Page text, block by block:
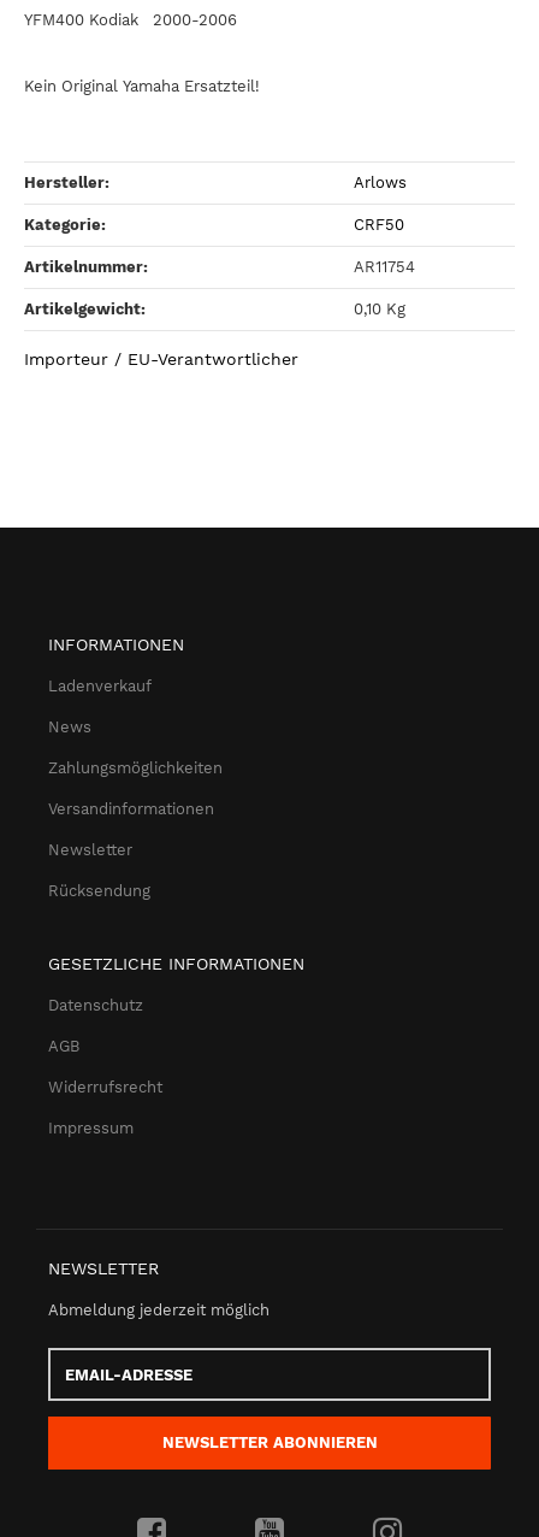
YFM400 Kodiak 2000-2006
Kein Original Yamaha Ersatzteil!
Hersteller: Arlows
Kategorie: CRF50
Artikelnummer: AR11754
Artikelgewicht‍: 0,10 Kg
Importeur / EU-Verantwortlicher
INFORMATIONEN
Ladenverkauf
News
Zahlungsmöglichkeiten
Versandinformationen
Newsletter
Rücksendung
GESETZLICHE INFORMATIONEN
Datenschutz
AGB
Widerrufsrecht
Impressum
NEWSLETTER
Abmeldung jederzeit möglich
Adresse
NEWSLETTER ABONNIEREN